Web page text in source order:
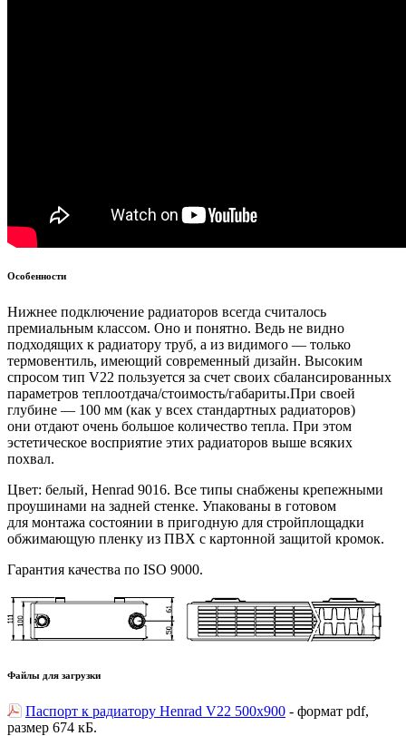
Особенности
Нижнее подключение радиаторов всегда считалось
премиальным классом. Оно и понятно. Ведь не видно
подходящих к радиатору труб, а из видимого — только
термовентиль, имеющий современный дизайн. Высоким
спросом тип V22 пользуется за счет своих сбалансированных
параметров теплоотдача/стоимость/габариты.При своей
глубине — 100 мм (как у всех стандартных радиаторов)
они отдают очень большое количество тепла. При этом
эстетическое восприятие этих радиаторов выше всяких
похвал.
Цвет: белый, Henrad 9016. Все типы снабжены крепежными
проушинами на задней стенке. Упакованы в готовом
для монтажа состоянии в пригодную для стройплощадки
обжимающую пленку из ПВХ с картонной защитой кромок.
Гарантия качества по ISO 9000.
Файлы для загрузки
Паспорт к радиатору Henrad V22 500х900 - формат pdf,
размер 674 кБ.